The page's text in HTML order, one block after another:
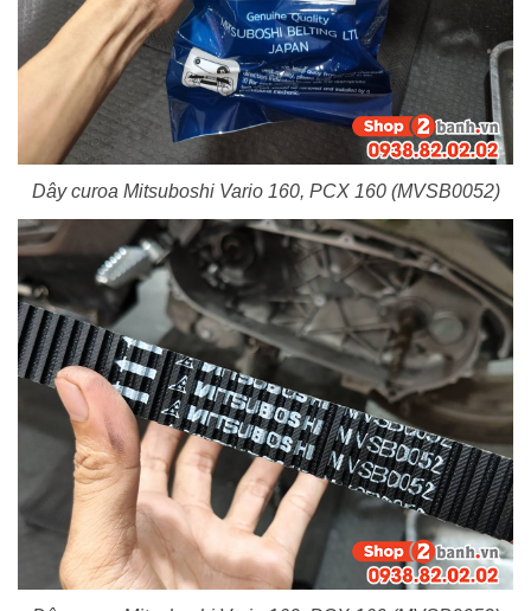
Dây curoa Mitsuboshi Vario 160, PCX 160 (MVSB0052)